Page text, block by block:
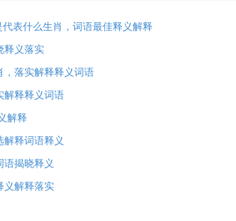
代表什么生肖，词语最佳释义解释
释义落实
，落实解释释义词语
解释释义词语
解释
解释词语释义
语揭晓释义
义解释落实